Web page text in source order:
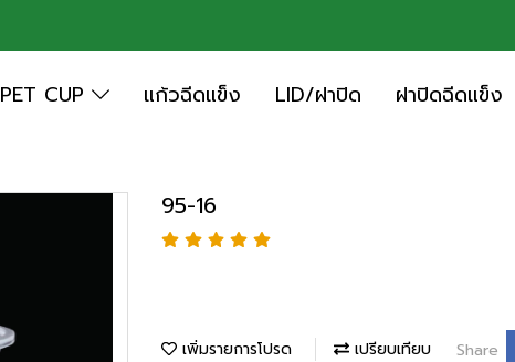
PET CUP แก้วฉีดแข็ง LID/ฝาปิด ฝาปิดฉีดแข็ง
95-16
เพิ่มรายการโปรด เปรียบเทียบ Share